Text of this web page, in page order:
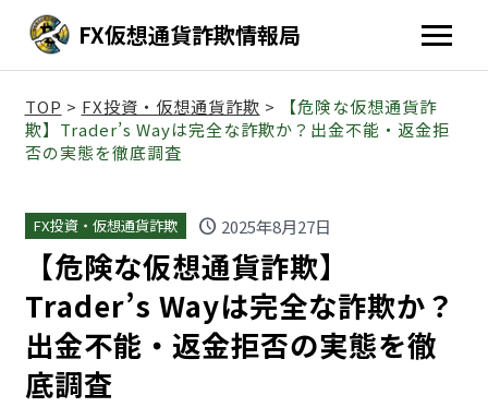
FX仮想通貨詐欺情報局
TOP > FX投資・仮想通貨詐欺 >
【危険な仮想通貨詐
欺】Trader’s Wayは完全な詐欺か？出金不能・返金拒
否の実態を徹底調査
FX投資・仮想通貨詐欺 schedule 2025年8月27日
【危険な仮想通貨詐欺】
Trader’s Wayは完全な詐欺か？
出金不能・返金拒否の実態を徹
底調査